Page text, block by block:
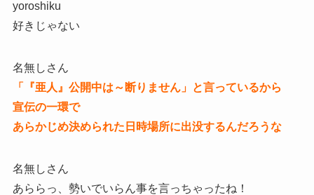
yoroshiku
好きじゃない
名無しさん
「『亜人』公開中は～断りません」と言っているから
宣伝の一環で
あらかじめ決められた日時場所に出没するんだろうな
名無しさん
あららっ、勢いでいらん事を言っちゃったね！